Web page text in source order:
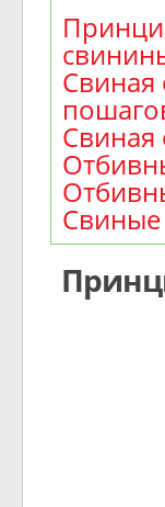
Свиная
Свиная
Свиные